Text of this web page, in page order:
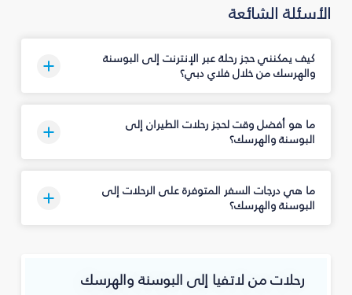
الأسئلة الشائعة
كيف يمكنني حجز رحلة عبر الإنترنت إلى البوسنة
والهرسك من خلال فلاي دبي؟
ما هو أفضل وقت لحجز رحلات الطيران إلى
البوسنة والهرسك؟
ما هي درجات السفر المتوفرة على الرحلات إلى
البوسنة والهرسك؟
رحلات من لاتفيا إلى البوسنة والهرسك